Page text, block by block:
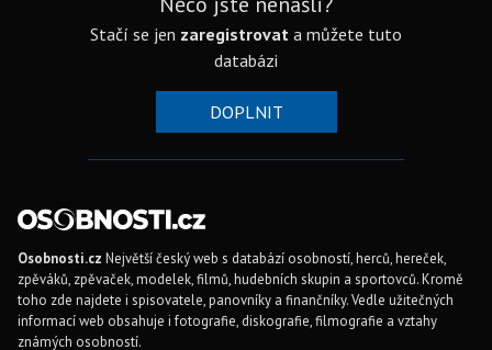
Stačí se jen zaregistrovat a můžete tuto
databázi
DOPLNIT
Osobnosti.cz Největší český web s databází osobností, herců, hereček,
zpěváků, zpěvaček, modelek, filmů, hudebních skupin a sportovců. Kromě
toho zde najdete i spisovatele, panovníky a finančníky. Vedle užitečných
informací web obsahuje i fotografie, diskografie, filmografie a vztahy
známých osobností.